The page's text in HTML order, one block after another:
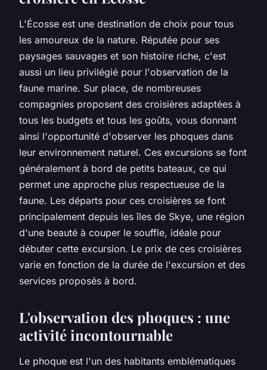
L'Écosse est une destination de choix pour tous
les amoureux de la nature. Réputée pour ses
paysages sauvages et son histoire riche, c'est
aussi un lieu privilégié pour l'observation de la
faune marine. Sur place, de nombreuses
compagnies proposent des croisières adaptées à
tous les budgets et tous les goûts, vous donnant
ainsi l'opportunité d'observer les phoques dans
leur environnement naturel. Ces excursions se font
généralement à bord de petits bateaux, ce qui
permet une approche plus respectueuse de la
faune. Les départs pour ces croisières se font
principalement depuis les îles de Skye, une région
d'une beauté à couper le souffle, idéale pour
débuter cette excursion. Le prix de ces croisières
varie en fonction de la durée de l'excursion et des
services proposés à bord.
L'observation des phoques : une
activité incontournable
Le phoque est l'un des habitants emblématiques